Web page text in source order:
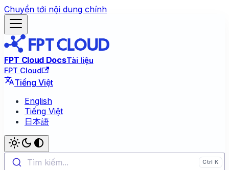
Chuyển tới nội dung chính
FPT Cloud DocsTài liệu
FPT Cloud
Tiếng Việt
English
Tiếng Việt
日本語
Tìm kiếm...